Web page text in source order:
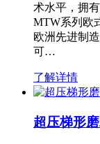
术水平，拥
MTW系列欧
欧洲先进制
可…
了解详情
超压梯形